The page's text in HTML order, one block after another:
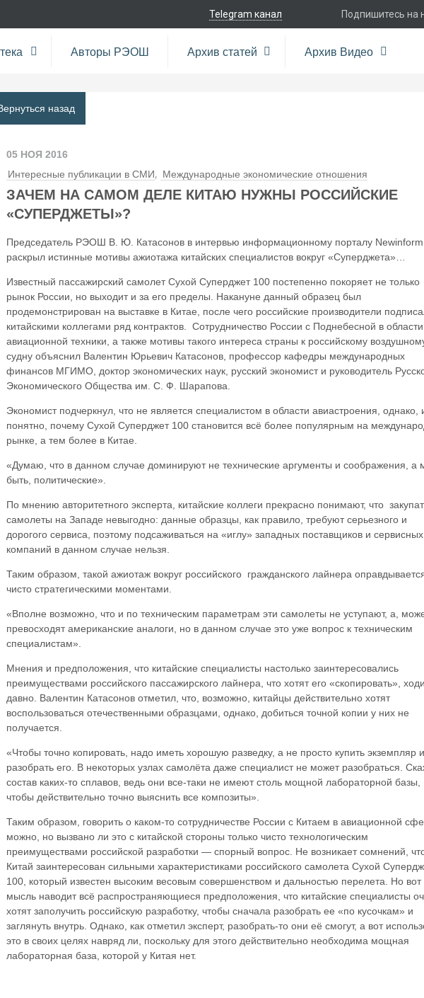
Telegram канал Подпишитесь на
Авторы РЭОШ Архив статей Архив Видео
назад
05 НОЯ 2016
Интересные публикации в СМИ, Международные экономические отношения
ЗАЧЕМ НА САМОМ ДЕЛЕ КИТАЮ НУЖНЫ РОССИЙСКИЕ
«СУПЕРДЖЕТЫ»?
Председатель РЭОШ В. Ю. Катасонов в интервью информационному порталу Newinform
раскрыл истинные мотивы ажиотажа китайских специалистов вокруг «Суперджета»…
Известный пассажирский самолет Сухой Суперджет 100 постепенно покоряет не только
рынок России, но выходит и за его пределы. Накануне данный образец был
продемонстрирован на выставке в Китае, после чего российские производители
китайскими коллегами ряд контрактов. Сотрудничество России с Поднебесной в области
авиационной техники, а также мотивы такого интереса страны к российскому
судну объяснил Валентин Юрьевич Катасонов, профессор кафедры международных
финансов МГИМО, доктор экономических наук, русский экономист и руководитель
Экономического Общества им. С. Ф. Шарапова.
Экономист подчеркнул, что не является специалистом в области авиастроения, однако,
понятно, почему Сухой Суперджет 100 становится всё более популярным на
рынке, а тем более в Китае.
«Думаю, что в данном случае доминируют не технические аргументы и соображения, а
быть, политические».
По мнению авторитетного эксперта, китайские коллеги прекрасно понимают, что
самолеты на Западе невыгодно: данные образцы, как правило, требуют серьезного и
дорогого сервиса, поэтому подсаживаться на «иглу» западных поставщиков и сервисных
компаний в данном случае нельзя.
Таким образом, такой ажиотаж вокруг российского гражданского лайнера
чисто стратегическими моментами.
«Вполне возможно, что и по техническим параметрам эти самолеты не уступают, а,
превосходят американские аналоги, но в данном случае это уже вопрос к техническим
специалистам».
Мнения и предположения, что китайские специалисты настолько заинтересовались
преимуществами российского пассажирского лайнера, что хотят его «скопировать»,
давно. Валентин Катасонов отметил, что, возможно, китайцы действительно хотят
воспользоваться отечественными образцами, однако, добиться точной копии у них не
получается.
«Чтобы точно копировать, надо иметь хорошую разведку, а не просто купить экземпляр и
разобрать его. В некоторых узлах самолёта даже специалист не может разобраться.
состав каких-то сплавов, ведь они все-таки не имеют столь мощной лабораторной базы,
чтобы действительно точно выяснить все композиты».
Таким образом, говорить о каком-то сотрудничестве России с Китаем в авиационной
можно, но вызвано ли это с китайской стороны только чисто технологическим
преимуществами российской разработки — спорный вопрос. Не возникает сомнений,
Китай заинтересован сильными характеристиками российского самолета Сухой
100, который известен высоким весовым совершенством и дальностью перелета. Но вот
мысль наводит всё распространяющиеся предположения, что китайские специалисты
хотят заполучить российскую разработку, чтобы сначала разобрать ее «по кусочкам» и
заглянуть внутрь. Однако, как отметил эксперт, разобрать-то они её смогут, а вот
это в своих целях навряд ли, поскольку для этого действительно необходима мощная
лабораторная база, которой у Китая нет.